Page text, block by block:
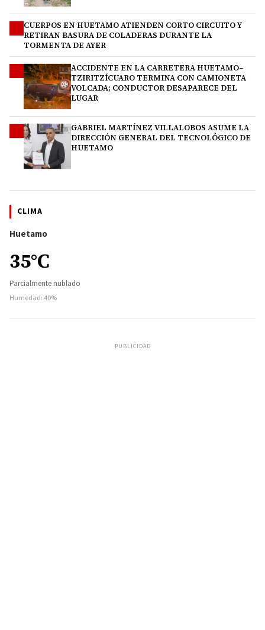
CUERPOS EN HUETAMO ATIENDEN CORTO CIRCUITO Y
RETIRAN BASURA DE COLADERAS DURANTE LA
TORMENTA DE AYER
ACCIDENTE EN LA CARRETERA HUETAMO–
TZIRITZÍCUARO TERMINA CON CAMIONETA
VOLCADA; CONDUCTOR DESAPARECE DEL
LUGAR
GABRIEL MARTÍNEZ VILLALOBOS ASUME LA
DIRECCIÓN GENERAL DEL TECNOLÓGICO DE
HUETAMO
CLIMA
Huetamo
35°C
Parcialmente nublado
Humedad: 40%
PUBLICIDAD